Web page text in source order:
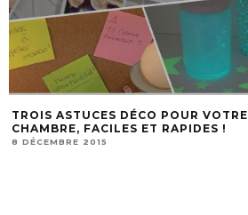
TROIS ASTUCES DÉCO POUR VOTRE
CHAMBRE, FACILES ET RAPIDES !
8 DÉCEMBRE 2015